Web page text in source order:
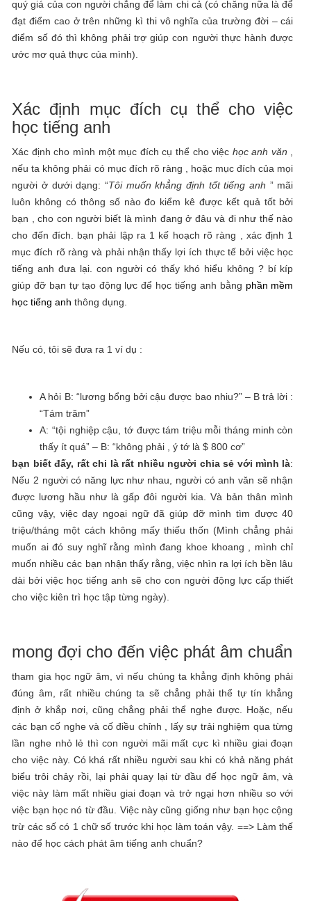
quý giá của con người chẳng để làm chi cả (có chăng nữa là để
đạt điểm cao ở trên những kì thi vô nghĩa của trường đời – cái
điểm số đó thì không phải trợ giúp con người thực hành được
ước mơ quả thực của mình).
Xác định mục đích cụ thể cho việc
học tiếng anh
Xác định cho mình một mục đích cụ thể cho việc học anh văn
nếu ta không phải có mục đích rõ ràng , hoặc mục đích của mọi
người ở dưới dạng: “Tôi muốn khẳng định tốt tiếng anh ” mãi
luôn không có thông số nào đo kiểm kê được kết quả tốt bởi
bạn , cho con người biết là mình đang ở đâu và đi như thế nào
cho đến đích. bạn phải lập ra 1 kế hoạch rõ ràng , xác định 1
mục đích rõ ràng và phải nhận thấy lợi ích thực tế bởi việc học
tiếng anh đưa lại. con người có thấy khó hiểu không ? bí kíp
giúp đỡ bạn tự tạo động lực để học tiếng anh bằng phần mềm
học tiếng anh thông dụng.
Nếu có, tôi sẽ đưa ra 1 ví dụ :
A hỏi B: “lương bổng bởi cậu được bao nhiu?” – B trả lời :
“Tám trăm”
A: “tội nghiệp cậu, tớ được tám triệu mỗi tháng minh còn
thấy ít quá” – B: “không phải , ý tớ là $ 800 cơ”
bạn biết đấy, rất chi là rất nhiều người chia sẻ với mình là:
Nếu 2 người có năng lực như nhau, người có anh văn sẽ nhận
được lương hầu như là gấp đôi người kia. Và bản thân mình
cũng vậy, việc dạy ngoại ngữ đã giúp đỡ mình tìm được 40
triệu/tháng một cách không mấy thiếu thốn (Mình chẳng phải
muốn ai đó suy nghĩ rằng mình đang khoe khoang , mình chỉ
muốn nhiều các bạn nhận thấy rằng, việc nhìn ra lợi ích bền lâu
dài bởi việc học tiếng anh sẽ cho con người động lực cấp thiết
cho việc kiên trì học tập từng ngày).
mong đợi cho đến việc phát âm chuẩn
tham gia học ngữ âm, vì nếu chúng ta khẳng định không phải
đúng âm, rất nhiều chúng ta sẽ chẳng phải thể tự tín khẳng
định ở khắp nơi, cũng chẳng phải thể nghe được. Hoặc, nếu
các bạn cố nghe và cố điều chỉnh , lấy sự trải nghiệm qua từng
lần nghe nhỏ lẻ thì con người mãi mất cực kì nhiều giai đoạn
cho việc này. Có khá rất nhiều người sau khi có khả năng phát
biểu trôi chảy rồi, lại phải quay lại từ đầu đế học ngữ âm, và
việc này làm mất nhiều giai đoạn và trở ngại hơn nhiều so với
việc bạn học nó từ đầu. Việc này cũng giống như bạn học cộng
trừ các số có 1 chữ số trước khi học làm toán vậy. ==> Làm thế
nào để học cách phát âm tiếng anh chuẩn?